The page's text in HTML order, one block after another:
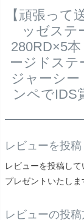
【頑張っ
ッゼス
280RD×5
ージドス
ジャーシー
ンペで
レビューを投
レビューを投稿し
プレゼントいたしま
レビューの投